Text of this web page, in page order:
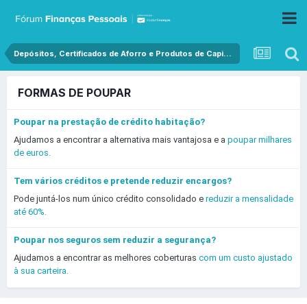
Depósitos, Certificados de Aforro e Produtos de Capital Garantido
FORMAS DE POUPAR
Poupar na prestação de crédito habitação?
Ajudamos a encontrar a alternativa mais vantajosa e a poupar milhares
de euros.
Tem vários créditos e pretende reduzir encargos?
Pode juntá-los num único crédito consolidado e reduzir a mensalidade
até 60%.
Poupar nos seguros sem reduzir a segurança?
Ajudamos a encontrar as melhores coberturas com um custo ajustado
à sua carteira.